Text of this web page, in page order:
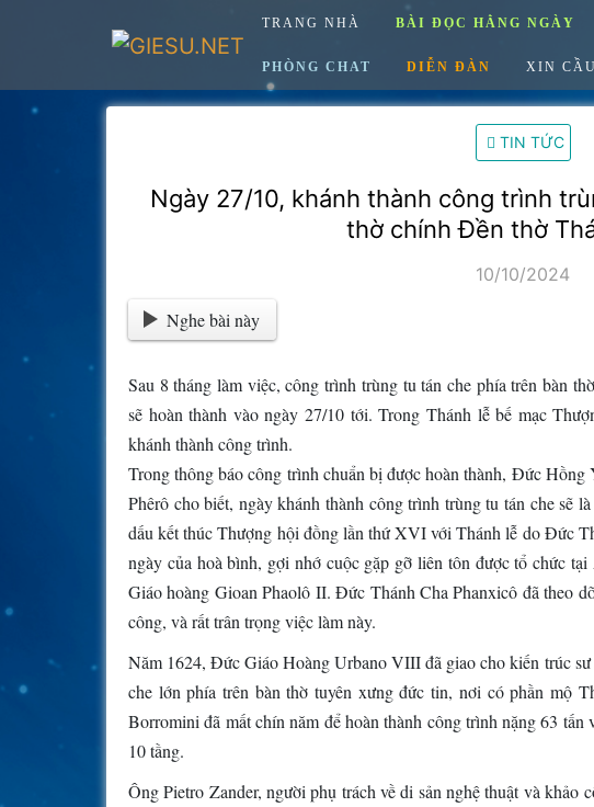
TRANG NHÀ BÀI ĐỌC HẰNG NGÀY
PHÒNG CHAT DIỄN ĐÀN XIN
TIN TỨC
Ngày 27/10, khánh thành công trình
thờ chính Đền thờ
10/10/2024
Nghe bài này
Sau 8 tháng làm việc, công trình trùng tu tán che phía trên bàn
sẽ hoàn thành vào ngày 27/10 tới. Trong Thánh lễ bế mạc
khánh thành công trình.
Trong thông báo công trình chuẩn bị được hoàn thành, Đức
Phêrô cho biết, ngày khánh thành công trình trùng tu tán che sẽ
dấu kết thúc Thượng hội đồng lần thứ XVI với Thánh lễ do Đức
ngày của hoà bình, gợi nhớ cuộc gặp gỡ liên tôn được tổ chức
Giáo hoàng Gioan Phaolô II. Đức Thánh Cha Phanxicô đã theo
công, và rất trân trọng việc làm này.
Năm 1624, Đức Giáo Hoàng Urbano VIII đã giao cho kiến trúc
che lớn phía trên bàn thờ tuyên xưng đức tin, nơi có phần mộ
Borromini đã mất chín năm để hoàn thành công trình nặng 63
10 tầng.
Ông Pietro Zander, người phụ trách về di sản nghệ thuật và